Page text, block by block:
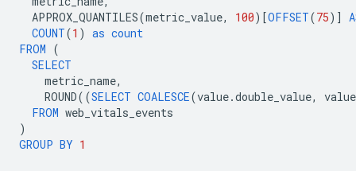
APPROX_QUANTILES(metric_value, 100)[OFFSET(75)]
COUNT(1 ) as count
FROM (
SELECT
metric_name,
ROUND((SELECT COALESCE(value.double_value,
value
FROM web_vitals_events
)
GROUP BY 1